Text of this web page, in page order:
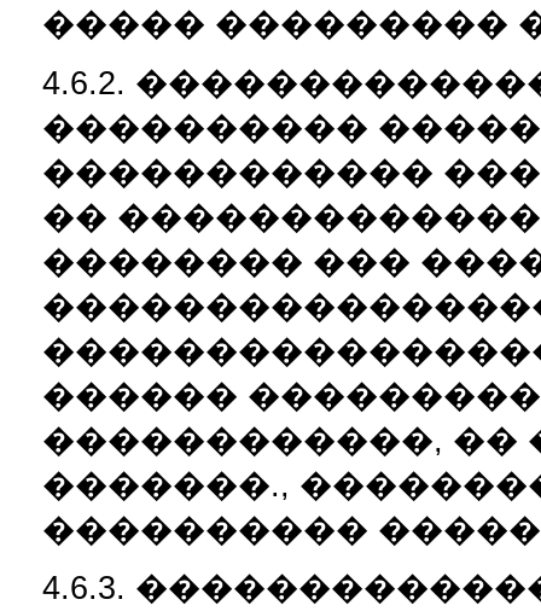
����� ���������
4.6.2.
����������
������������
��
�������� ���
������
������������, ��
�������.,
����������
4.6.3.